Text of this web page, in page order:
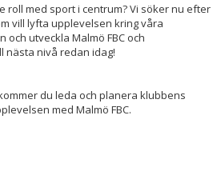
roll med sport i centrum? Vi söker nu efter
vill lyfta upplevelsen kring våra
och utveckla Malmö FBC och
nästa nivå redan idag!
du leda och planera klubbens
med Malmö FBC.